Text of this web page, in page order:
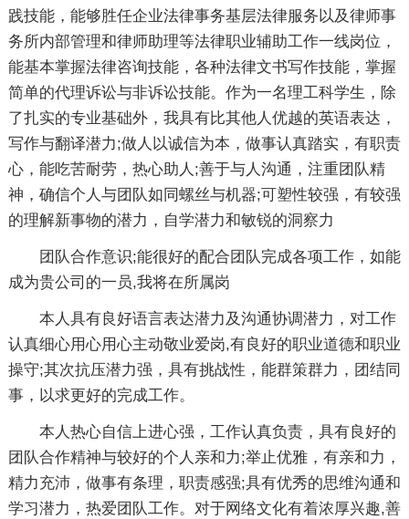
践技能，能够胜任企业法律事务基层法律服务以及律师事
务所内部管理和律师助理等法律职业辅助工作一线岗位，
能基本掌握法律咨询技能，各种法律文书写作技能，掌握
简单的代理诉讼与非诉讼技能。作为一名理工科学生，除
了扎实的专业基础外，我具有比其他人优越的英语表达，
写作与翻译潜力;做人以诚信为本，做事认真踏实，有职责
心，能吃苦耐劳，热心助人;善于与人沟通，注重团队精
神，确信个人与团队如同螺丝与机器;可塑性较强，有较强
的理解新事物的潜力，自学潜力和敏锐的洞察力
团队合作意识;能很好的配合团队完成各项工作，如能
成为贵公司的一员,我将在所属岗
本人具有良好语言表达潜力及沟通协调潜力，对工作
认真细心用心用心主动敬业爱岗,有良好的职业道德和职业
操守;其次抗压潜力强，具有挑战性，能群策群力，团结同
事，以求更好的完成工作。
本人热心自信上进心强，工作认真负责，具有良好的
团队合作精神与较好的个人亲和力;举止优雅，有亲和力，
精力充沛，做事有条理，职责感强;具有优秀的思维沟通和
学习潜力，热爱团队工作。对于网络文化有着浓厚兴趣,善